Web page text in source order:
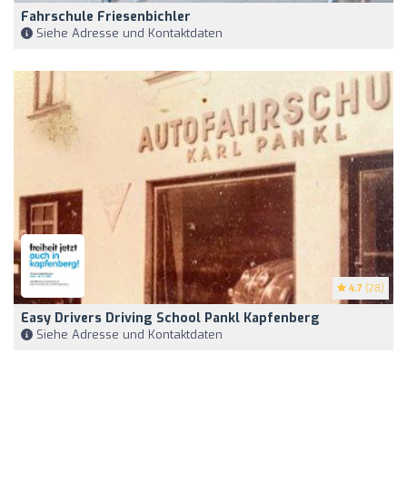
Fahrschule Friesenbichler
Siehe Adresse und Kontaktdaten
4.7 (28)
Easy Drivers Driving School Pankl Kapfenberg
Siehe Adresse und Kontaktdaten